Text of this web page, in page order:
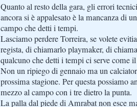
Quanto al resto della gara, gli errori
ancora si è appalesato è la mancanza di
campo che detti i tempi.
Lasciamo perdere Torreira, se volete
regista, di chiamarlo playmaker, di
qualcuno che detti i tempi ci serve come
Non un ripiego di gennaio ma un
prossima stagione. Per questa possiamo
mezzo al campo con i tre dietro la punta.
La palla dal piede di Amrabat non esce